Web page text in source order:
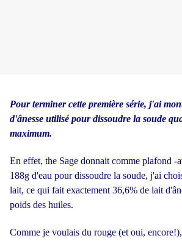
Pour terminer cette première série, j'ai
d'ânesse utilisé pour dissoudre la soude
maximum.
En effet, the Sage donnait comme plafond -
188g d'eau pour dissoudre la soude, j'ai
lait, ce qui fait exactement 36,6% de lait
poids des huiles.
Comme je voulais du rouge (et oui,